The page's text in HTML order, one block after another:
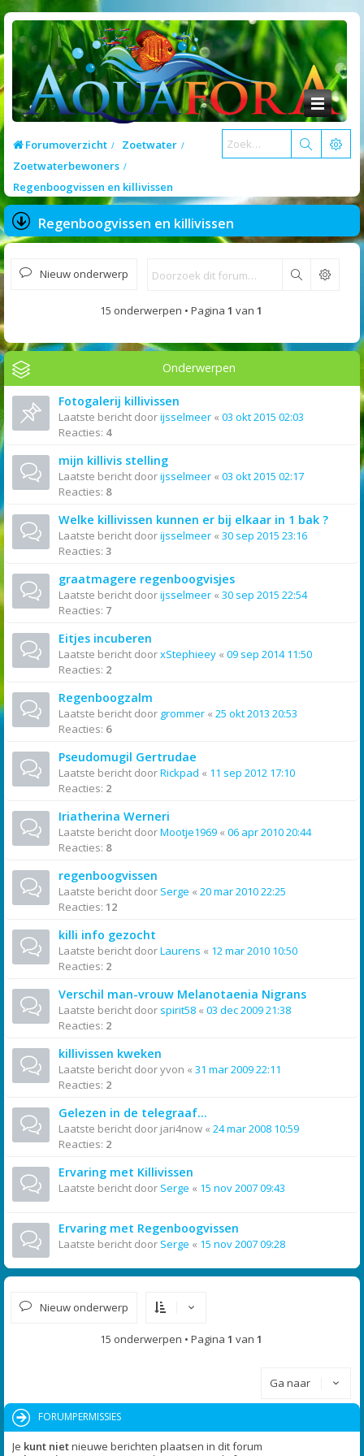
Forumoverzicht
Zoetwater
Zoetwaterbewoners
Regenboogvissen en killivissen
Regenboogvissen en killivissen
Nieuw onderwerp Zoek
15 onderwerpen • Pagina 1 van 1
Onderwerpen
Fotogalerij killivissen
Laatste bericht doorijsselmeer « 03 okt 2015 02:03
Reacties: 4
mijn killivis stelling
Laatste bericht doorijsselmeer « 03 okt 2015 02:17
Reacties: 8
Welke killivissen kunnen er bij elkaar in 1 bak ?
Laatste bericht doorijsselmeer « 30 sep 2015 23:16
Reacties: 3
graatmagere regenboogvisjes
Laatste bericht doorijsselmeer « 30 sep 2015 22:54
Reacties: 7
Eitjes incuberen
Laatste bericht doorxStephieey « 09 sep 2014 11:50
Reacties: 2
Regenboogzalm
Laatste bericht door grommer « 25 okt 2013 20:53
Reacties: 6
Pseudomugil Gertrudae
Laatste bericht doorRickpad « 11 sep 2012 17:10
Reacties: 2
Iriatherina Werneri
Laatste bericht doorMootje1969 « 06 apr 2010 20:44
Reacties: 8
regenboogvissen
Laatste bericht door Serge « 20 mar 2010 22:25
Reacties: 12
killi info gezocht
Laatste bericht doorLaurens « 12 mar 2010 10:50
Reacties: 2
Verschil man-vrouw Melanotaenia Nigrans
Laatste bericht door spirit58 « 03 dec 2009 21:38
Reacties: 2
killivissen kweken
Laatste bericht dooryvon « 31 mar 2009 22:11
Reacties: 2
Gelezen in de telegraaf...
Laatste bericht door jari4now « 24 mar 2008 10:59
Reacties: 2
Ervaring met Killivissen
Laatste bericht door Serge « 15 nov 2007 09:43
Ervaring met Regenboogvissen
Laatste bericht door Serge « 15 nov 2007 09:28
Nieuw onderwerp
15 onderwerpen • Pagina 1 van 1
Ga naar
FORUMPERMISSIES
Je kunt nietnieuwe berichten plaatsen in dit forum